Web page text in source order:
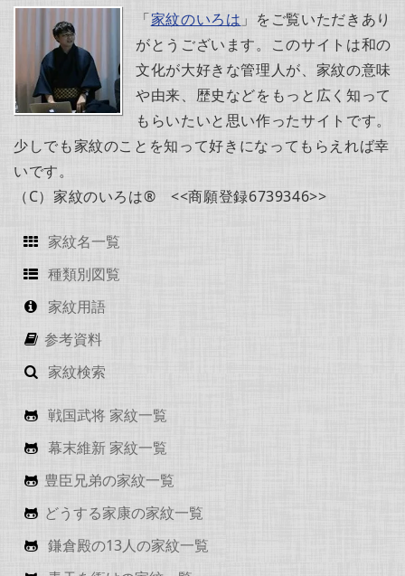
「家紋のいろは 」をご覧いただきあり
がとうございます。このサイトは和の
文化が大好きな管理人が、家紋の意味
や由来、歴史などをもっと広く知って
もらいたいと思い作ったサイトです。
少しでも家紋のことを知って好きになってもらえれば幸
いです。
（C）家紋のいろは® <<商願登録6739346>>
家紋名一覧
種類別図覧
家紋用語
参考資料
家紋検索
戦国武将 家紋一覧
幕末維新 家紋一覧
豊臣兄弟の家紋一覧
どうする家康の家紋一覧
鎌倉殿の13人の家紋一覧